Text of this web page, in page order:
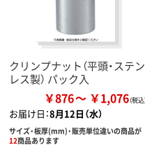
クリンプナット（平頭・ステン
レス製） パック入
￥876 ￥1,076
お届け日：8月12日（水）
サイズ・板厚(mm)・販売単位違いの商品が
12商品あります